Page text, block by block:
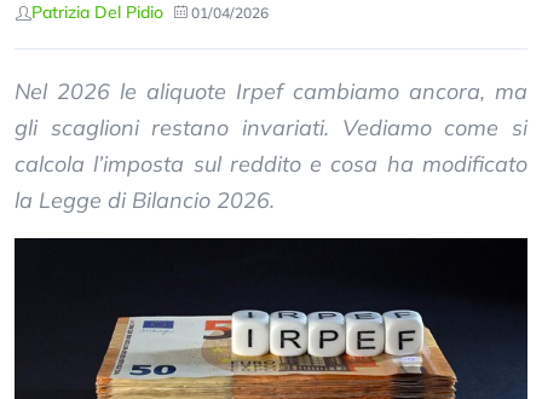
Patrizia Del Pidio 01/04/2026
Nel 2026 le aliquote Irpef cambiamo ancora, ma
gli scaglioni restano invariati. Vediamo come si
calcola l’imposta sul reddito e cosa ha modificato
la Legge di Bilancio 2026.